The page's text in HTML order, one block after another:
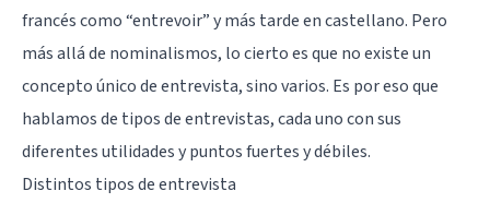
francés como “entrevoir” y más tarde en castellano. Pero
más allá de nominalismos, lo cierto es que no existe un
concepto único de entrevista, sino varios. Es por eso que
hablamos de tipos de entrevistas, cada uno con sus
diferentes utilidades y puntos fuertes y débiles.
Distintos tipos de entrevista